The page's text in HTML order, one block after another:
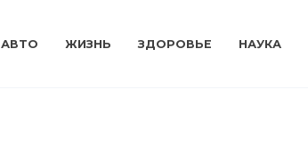
АВТО ЖИЗНЬ ЗДОРОВЬЕ НАУКА